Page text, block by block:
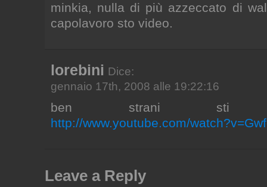
minkia, nulla di più azzeccato di
capolavoro sto video.
lorebini Dice:
gennaio 17th, 2008 alle 19:22:16
ben strani sti
http://www.youtube.com/
Leave a Reply